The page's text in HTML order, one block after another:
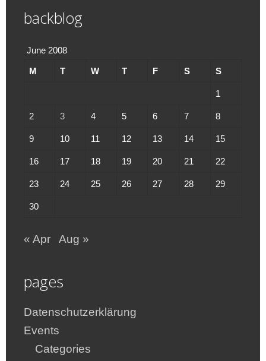
backblog
June 2008
M T W T F S S
1
2 3 4 5 6 7 8
9 10 11 12 13 14 15
16 17 18 19 20 21 22
23 24 25 26 27 28 29
30
« Apr Aug »
pages
Datenschutzerklärung
Events
Categories